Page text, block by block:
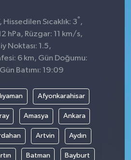
Hissedilen Sıcaklık: 3° ,
hPa, Rüzgar: 11 km/s,
Noktası: 1.5,
6 km, Gün Doğumu:
Batımı: 19:09
Afyonkarahisar
Amasya Ankara
Artvin Aydın
Batman Bayburt